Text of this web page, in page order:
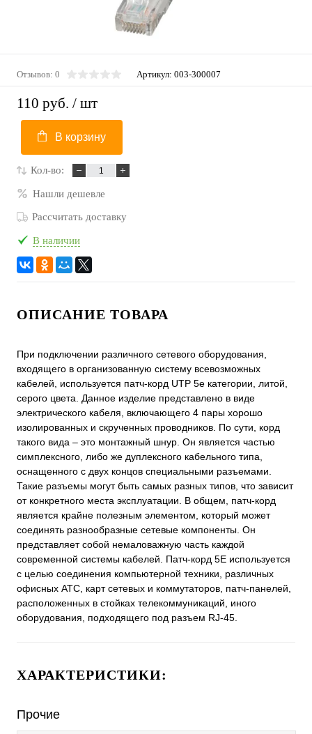
Отзывов: 0 Артикул: 003-300007
110 руб. / шт
В корзину
Кол-во:
Нашли дешевле
Рассчитать доставку
В наличии
ОПИСАНИЕ ТОВАРА
При подключении различного сетевого оборудования,
входящего в организованную систему всевозможных
кабелей, используется патч-корд UTP 5e категории, литой,
серого цвета. Данное изделие представлено в виде
электрического кабеля, включающего 4 пары хорошо
изолированных и скрученных проводников. По сути, корд
такого вида – это монтажный шнур. Он является частью
симплексного, либо же дуплексного кабельного типа,
оснащенного с двух концов специальными разъемами.
Такие разъемы могут быть самых разных типов, что зависит
от конкретного места эксплуатации. В общем, патч-корд
является крайне полезным элементом, который может
соединять разнообразные сетевые компоненты. Он
представляет собой немаловажную часть каждой
современной системы кабелей. Патч-корд 5E используется
с целью соединения компьютерной техники, различных
офисных АТС, карт сетевых и коммутаторов, патч-панелей,
расположенных в стойках телекоммуникаций, иного
оборудования, подходящего под разъем RJ-45.
ХАРАКТЕРИСТИКИ:
Прочие